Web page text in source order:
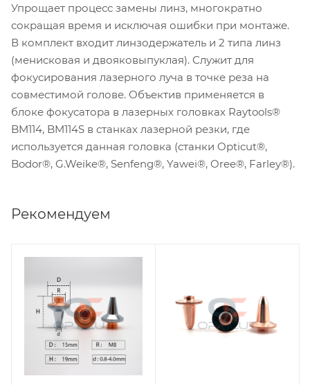
Упрощает процесс замены линз, многократно
сокращая время и исключая ошибки при монтаже.
В комплект входит линзодержатель и 2 типа линз
(менисковая и двояковыпуклая). Служит для
фокусирования лазерного луча в точке реза на
совместимой голове. Объектив применяется в
блоке фокусатора в лазерных головках Raytools®
BM114, BM114S в станках лазерной резки, где
используется данная головка (станки Opticut®,
Bodor®, G.Weike®, Senfeng®, Yawei®, Oree®, Farley®).
Рекомендуем